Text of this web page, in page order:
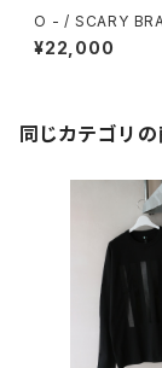
O - / SCARY
¥22,000
同じカテゴリ